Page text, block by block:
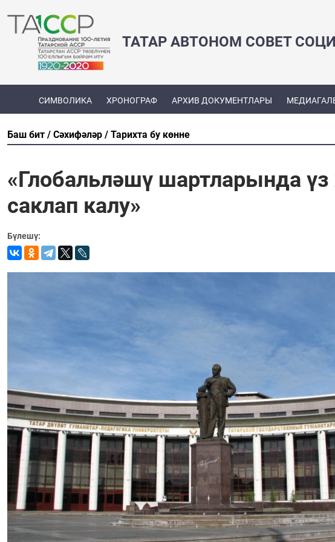
ТАТАР АВТОНОМ СОВЕТ
СИМВОЛИКА ХРОНОГРАФ АРХИВ ДОКУМЕНТЛАРЫ
Баш бит Сәхифәләр Тарихта бу көнне
«Глобальләшү шартларында
саклап калу»
Бүлешү: